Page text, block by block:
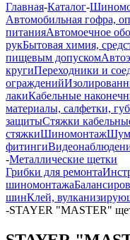
Главная-Каталог-
Автомобильная гофра,
питанияАвтомоечное
рукБытовая химия,
пищевым допуском
кругиПереходники и
ограждений
лакиКабельные
материалы, салфетки,
защитыСтяжки
стяжкиШиномонтаж
фитинги
-Металлические щетки
Грибки для ремонта
шиномонтажа
шинКлей,
-STAYER "MASTER"